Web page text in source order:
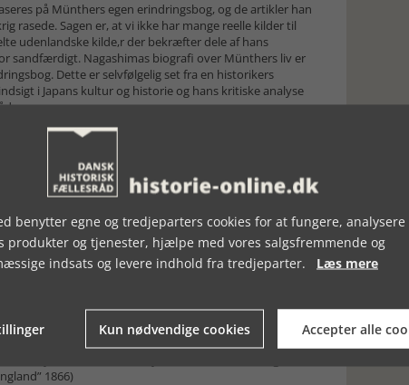
på Münthers egen erindringsbog, og de artikler han
rasede. Sagen er, at vi ikke har mange reelle kilder til
udenlandske kilde,r der bekræfter dele af hans
sandfærdigt. Nagashimas biografi over Münthers liv er
Dette er selvfølgelig set fra en historikers
i Japans kultur og historie og hans kritiske analyse
en ikke ukendt størrelse for mig, inden jeg kastede mig
af Münthers oplevelser i Japan. Vi introduceres også til
ved såvel Maskinvæsnet som
Münther havde også en kort karriere som underviser
Kockums værft i Malmø. Men udover at det særegne
nysgerrighed, at Münther havde været involveret i den
ren tilfældighed har jeg tilbragt en stor del af det sidste år
Søartilleriets arkiver. Yoichi Nagashima mener, at
så har Balthasar Münther ikke efterladt noget spor i
af rapporter fra foretagne udenlandsrejser ved
tidligere været registreret i Rigsarkivet, fordi de indtil
siden Tøjhusmuseet. Disse rapporter er nu registreret
den periode, hvor danske officerer blev sendt til Europas
Münthers rapport fra 1866 om skibsbyggeriet i
Søtøjhuset, Udenlandsrejser 1929-1875, ks. 1 læg 6
1866)
benytter egne og tredjeparters cookies for at fungere, analysere
produkter og tjenester, hjælpe med vores salgsfremmende og
indsats og levere indhold fra tredjeparter. Læs mere
Kun nødvendige cookies Accepter alle